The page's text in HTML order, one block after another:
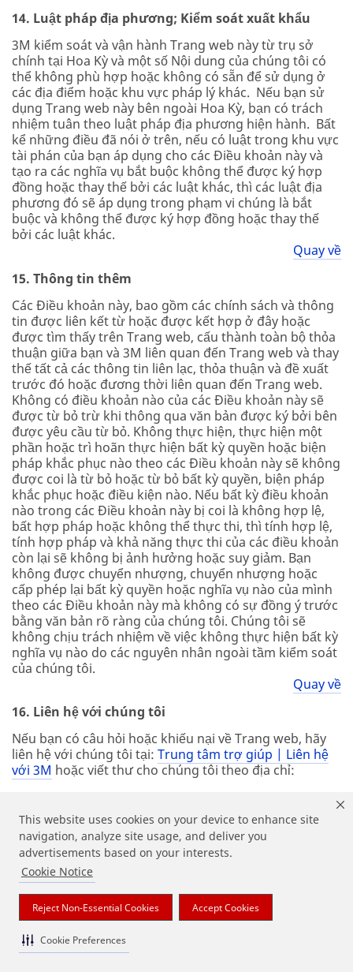
This website uses cookies on your device to enhance site
navigation, analyze site usage, and deliver you
advertisements based on your interests.
Cookie Notice
Reject Non-Essential Cookies Accept Cookies
Cookie Preferences
14. Luật pháp địa phương; Kiểm soát xuất khẩu
3M kiểm soát và vận hành Trang web này từ trụ sở
chính tại Hoa Kỳ và một số Nội dung của chúng tôi có
thể không phù hợp hoặc không có sẵn để sử dụng ở
các địa điểm hoặc khu vực pháp lý khác. Nếu bạn sử
dụng Trang web này bên ngoài Hoa Kỳ, bạn có trách
nhiệm tuân theo luật pháp địa phương hiện hành. Bất
kể những điều đã nói ở trên, nếu có luật trong khu vực
tài phán của bạn áp dụng cho các Điều khoản này và
tạo ra các nghĩa vụ bắt buộc không thể được ký hợp
đồng hoặc thay thế bởi các luật khác, thì các luật địa
phương đó sẽ áp dụng trong phạm vi chúng là bắt
buộc và không thể được ký hợp đồng hoặc thay thế
bởi các luật khác.
Quay về
15. Thông tin thêm
Các Điều khoản này, bao gồm các chính sách và thông
tin được liên kết từ hoặc được kết hợp ở đây hoặc
được tìm thấy trên Trang web, cấu thành toàn bộ thỏa
thuận giữa bạn và 3M liên quan đến Trang web và thay
thế tất cả các thông tin liên lạc, thỏa thuận và đề xuất
trước đó hoặc đương thời liên quan đến Trang web.
Không có điều khoản nào của các Điều khoản này sẽ
được từ bỏ trừ khi thông qua văn bản được ký bởi bên
được yêu cầu từ bỏ. Không thực hiện, thực hiện một
phần hoặc trì hoãn thực hiện bất kỳ quyền hoặc biện
pháp khắc phục nào theo các Điều khoản này sẽ không
được coi là từ bỏ hoặc từ bỏ bất kỳ quyền, biện pháp
khắc phục hoặc điều kiện nào. Nếu bất kỳ điều khoản
nào trong các Điều khoản này bị coi là không hợp lệ,
bất hợp pháp hoặc không thể thực thi, thì tính hợp lệ,
tính hợp pháp và khả năng thực thi của các điều khoản
còn lại sẽ không bị ảnh hưởng hoặc suy giảm. Bạn
không được chuyển nhượng, chuyển nhượng hoặc
cấp phép lại bất kỳ quyền hoặc nghĩa vụ nào của mình
theo các Điều khoản này mà không có sự đồng ý trước
bằng văn bản rõ ràng của chúng tôi. Chúng tôi sẽ
không chịu trách nhiệm về việc không thực hiện bất kỳ
nghĩa vụ nào do các nguyên nhân ngoài tầm kiểm soát
của chúng tôi.
Quay về
16. Liên hệ với chúng tôi
Nếu bạn có câu hỏi hoặc khiếu nại về Trang web, hãy
liên hệ với chúng tôi tại: Trung tâm trợ giúp | Liên hệ
với 3M hoặc viết thư cho chúng tôi theo địa chỉ:
Người nhận: Các vấn đề pháp lý
Trung tâm 3M, 220-9E-01
St. Paul, Minnesota, 55144-1000, Hoa Kỳ
Nếu bạn có thắc mắc hoặc thắc mắc về việc 3M thu
thập hoặc sử dụng thông tin cá nhân của bạn, vui lòng
liên hệ với Nhóm Bảo mật của 3M tại
Privacy_Office@mmm.com.
Nếu bạn có bất kỳ câu hỏi hoặc thắc mắc nào liên quan